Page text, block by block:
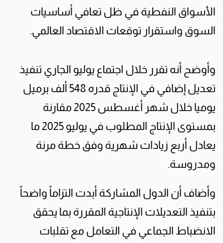
الأسواق النفطية في ظل تعافي أساسيات
السوق واستقرار توقعات الاقتصاد العالمي.
وأوضح أنه تقرر خلال اجتماع يوليو الجاري تنفيذ
تعديل إضافي في الإنتاج قدره 548 ألف برميل
يوميا خلال شهر أغسطس 2025 مقارنة
بمستوى الإنتاج المطلوب في يوليو 2025 ما
يعادل أربع زيادات شهرية وفق خطة مرنة
ومدروسة.
وأضاف أن الدول المشاركة أبدت التزاماً واضحاً
بتنفيذ التعديلات الإنتاجية المقررة بما يحقق
الانضباط الجماعي في التعامل مع تقلبات